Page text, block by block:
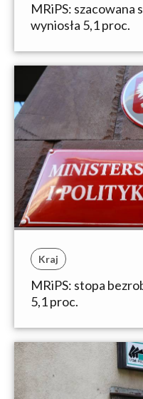
MRiPS: szacowana
wyniosła 5,1 proc.
Kraj
MRiPS: stopa
5,1 proc.